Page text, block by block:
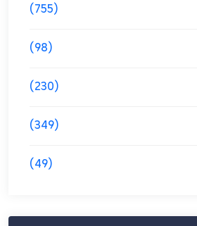
(755)
(98)
(230)
(349)
(49)